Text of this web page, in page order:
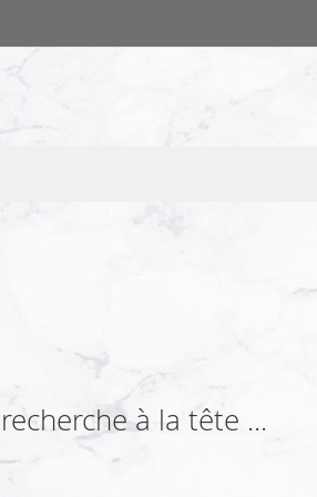
à la tête ...